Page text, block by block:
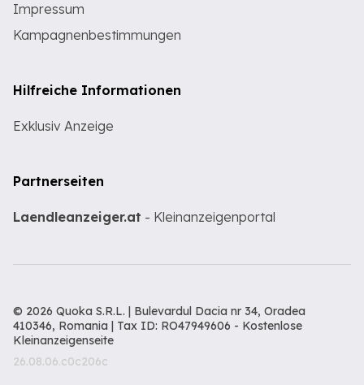
Impressum
Kampagnenbestimmungen
Hilfreiche Informationen
Exklusiv Anzeige
Partnerseiten
Laendleanzeiger.at - Kleinanzeigenportal
© 2026 Quoka S.R.L. | Bulevardul Dacia nr 34, Oradea
410346, Romania | Tax ID: RO47949606 - Kostenlose
Kleinanzeigenseite
26.08.06.c0c206c